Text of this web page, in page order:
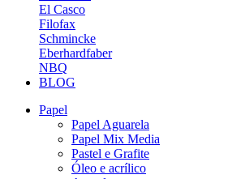
El Casco
Filofax
Schmincke
Eberhardfaber
NBQ
BLOG
Papel
Papel Aguarela
Papel Mix Media
Pastel e Grafite
Óleo e acrílico